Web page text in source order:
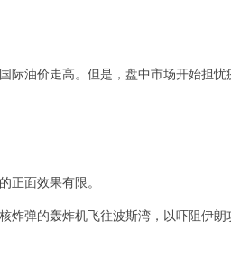
油价走高。但是，盘中市场开始担忧
正面效果有限。
弹的轰炸机飞往波斯湾，以吓阻伊朗